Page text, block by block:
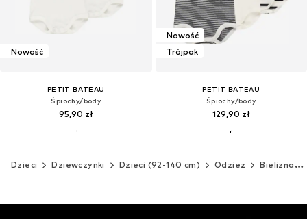
Nowość
PETIT BATEAU
Śpiochy/body
95,90 zł
Nowość
Trójpak
PETIT BATEAU
Śpiochy/body
129,90 zł
Dzieci Dziewczynki Dzieci (92-140 cm) Odzież Bielizna